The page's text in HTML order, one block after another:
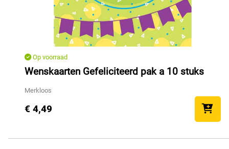
Op voorraad
Wenskaarten Gefeliciteerd pak a 10 stuks
Merkloos
€ 4,49